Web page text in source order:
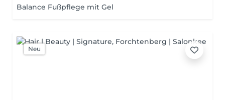
Balance Fußpflege mit Gel
Neu